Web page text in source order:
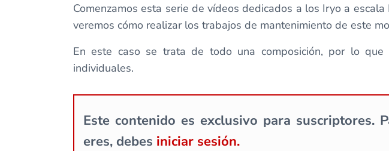
Comenzamos esta serie de vídeos dedicados a los Iryo a
veremos cómo realizar los trabajos de mantenimiento de este
En este caso se trata de todo una composición, por lo
individuales.
Este contenido es exclusivo para suscriptores.
eres, debes iniciar sesión.